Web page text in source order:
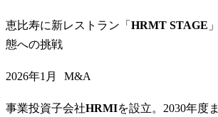
恵比寿に新レストラン「 HRMT STAGE
態への挑戦
2026年1月 M&A
事業投資子会社HRMIを設立。2030年度